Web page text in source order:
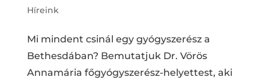
Híreink
Mi mindent csinál egy gyógyszerész a
Bethesdában? Bemutatjuk Dr. Vörös
Annamária főgyógyszerész-helyettest, aki